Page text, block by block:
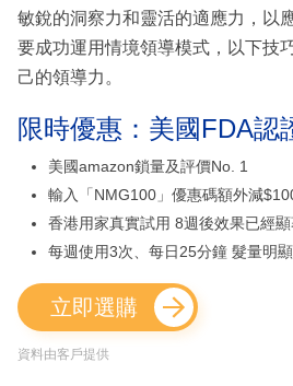
敏銳的洞察力和靈活的適應力，以
要成功運用情境領導模式，以下技
己的領導力。
限時優惠：美國FDA認
美國amazon鎖量及評價No. 1
輸入「NMG100」優惠碼額外減
香港用家真實試用 8週後效果已經
每週使用3次、每日25分鐘 髮量明
立即選購
資料由客戶提供